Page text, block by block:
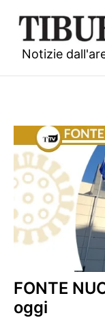
contenuto
Notizie
FONTE
oggi